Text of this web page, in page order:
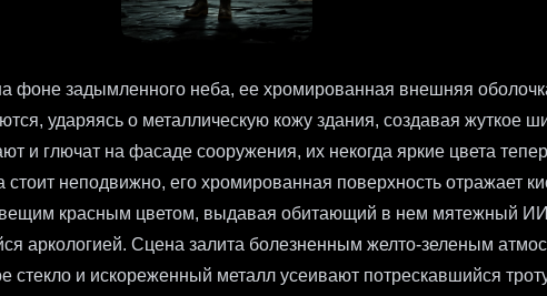
задымленного неба, ее хромированная внешняя
ударяясь о металлическую кожу здания, создавая жуткое
и глючат на фасаде сооружения, их некогда яркие цвета
неподвижно, его хромированная поверхность отражает
красным цветом, выдавая обитающий в нем мятежный
аркологией. Сцена залита болезненным желто-зеленым
и искореженный металл усеивают потрескавшийся